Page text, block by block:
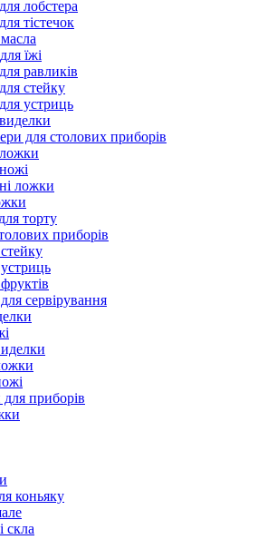
лобстера
тістечок
їжі
равликів
стейку
устриць
для столових приборів
ложки
торту
приборів
сервірування
приборів
коньяку
скла